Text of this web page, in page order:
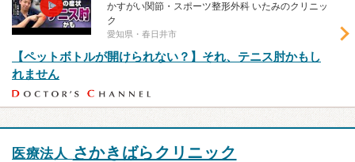
かすがい関節・スポーツ整形外科 いたみのクリニッ
ク
愛知県・春日井市
【ペットボトルが開けられない？】それ、テニス肘かもし
れません
医療法人 さかきばらクリニック